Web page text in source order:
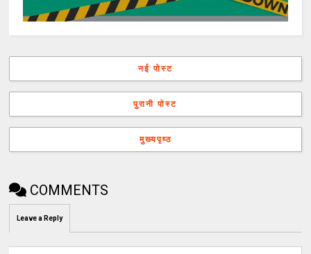
नई पोस्ट
पुरानी पोस्ट
मुख्यपृष्ठ
COMMENTS
Leave a Reply